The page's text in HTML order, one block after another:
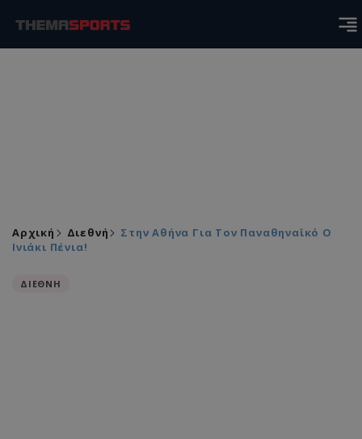
Αρχική Διεθνή
Στην Αθήνα Για Τον Παναθηναϊκό Ο
Ινιάκι Πένια!
ΔΙΕΘΝΗ